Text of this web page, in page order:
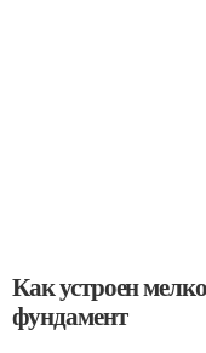
Как устроен
фундамент